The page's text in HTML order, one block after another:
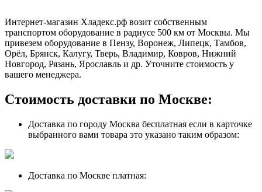
Интернет-магазин Хладекс.рф возит собственным
транспортом оборудование в радиусе 500 км от Москвы. Мы
привезем оборудование в Пензу, Воронеж, Липецк, Тамбов,
Орёл, Брянск, Калугу, Тверь, Владимир, Ковров, Нижний
Новгород, Рязань, Ярославль и др. Уточните стоимость у
вашего менеджера.
Стоимость доставки по Москве:
Доставка по городу Москва бесплатная если в карточке
выбранного вами товара это указано таким образом:
Доставка по Москве платная: